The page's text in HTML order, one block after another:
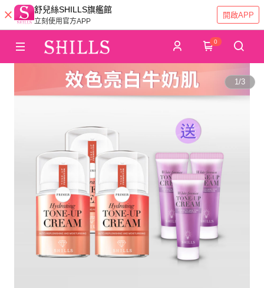
舒兒絲SHILLS旗艦館
立刻使用官方APP
開啟APP
0
1/3